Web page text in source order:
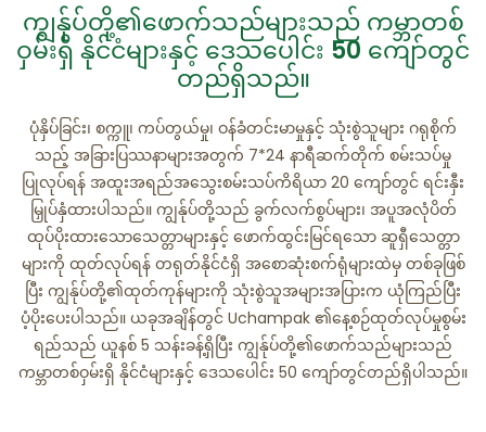
ကျွန်ုပ်တို့၏ဖောက်သည်များသည် ကမ္ဘာတစ်
ဝှမ်းရှိ နိုင်ငံများနှင့် ဒေသပေါင်း 50 ကျော်တွင်
တည်ရှိသည်။
ပုံနှိပ်ခြင်း၊ စက္ကူ၊ ကပ်တွယ်မှု၊ ဝန်ခံတင်းမာမှုနှင့် သုံးစွဲသူများ ဂရုစိုက်
သည့် အခြားပြဿနာများအတွက် 7*24 နာရီဆက်တိုက် စမ်းသပ်မှု
ပြုလုပ်ရန် အထူးအရည်အသွေးစမ်းသပ်ကိရိယာ 20 ကျော်တွင် ရင်းနှီး
မြှုပ်နှံထားပါသည်။ ကျွန်ုပ်တို့သည် ခွက်လက်စွပ်များ၊ အပူအလုံပိတ်
ထုပ်ပိုးထားသောသေတ္တာများနှင့် ဖောက်ထွင်းမြင်ရသော ဆူရှီသေတ္တာ
များကို ထုတ်လုပ်ရန် တရုတ်နိုင်ငံရှိ အစောဆုံးစက်ရုံများထဲမှ တစ်ခုဖြစ်
ပြီး ကျွန်ုပ်တို့၏ထုတ်ကုန်များကို သုံးစွဲသူအများအပြားက ယုံကြည်ပြီး
ပံ့ပိုးပေးပါသည်။ ယခုအချိန်တွင် Uchampak ၏နေ့စဉ်ထုတ်လုပ်မှုစွမ်း
ရည်သည် ယူနစ် 5 သန်းခန့်ရှိပြီး ကျွန်ုပ်တို့၏ဖောက်သည်များသည်
ကမ္ဘာတစ်ဝှမ်းရှိ နိုင်ငံများနှင့် ဒေသပေါင်း 50 ကျော်တွင်တည်ရှိပါသည်။